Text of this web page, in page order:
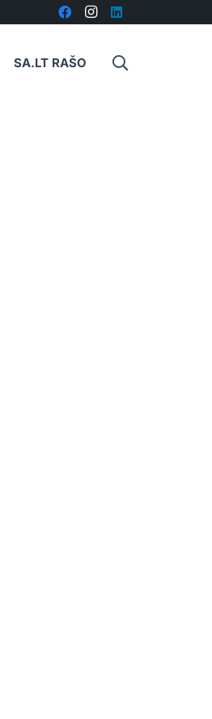
SA.LT RAŠO